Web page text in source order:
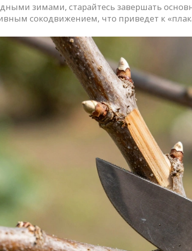
зимами, старайтесь завершать
сокодвижением, что приведет к